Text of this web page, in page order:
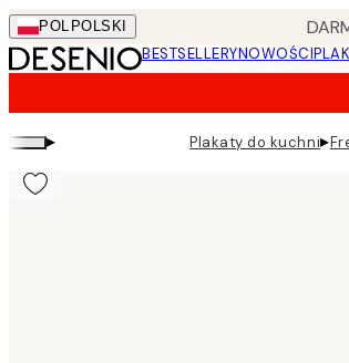
Skip
to
main
POL POLSKI
BESTSELLERYNOWOŚCI
▸ Plakaty do kuchni▸